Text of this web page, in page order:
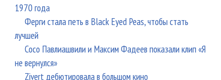
1970 года
Ферги стала петь в Black Eyed Peas, чтобы стать
лучшей
Сосо Павлиашвили и Максим Фадеев показали клип «Я
не вернулся»
Zivert дебютировала в большом кино